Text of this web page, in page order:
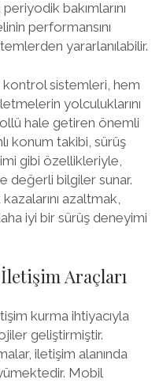
bakımlarını
performansını
yararlanılabilir.
sistemleri, hem
yolculuklarını
hale getiren önemli
konum takibi, sürüş
gibi özellikleriyle,
değerli bilgiler sunar.
azaltmak,
iyi bir sürüş deneyimi
Araçları
kurma ihtiyacıyla
geliştirmiştir.
iletişim alanında
Mobil